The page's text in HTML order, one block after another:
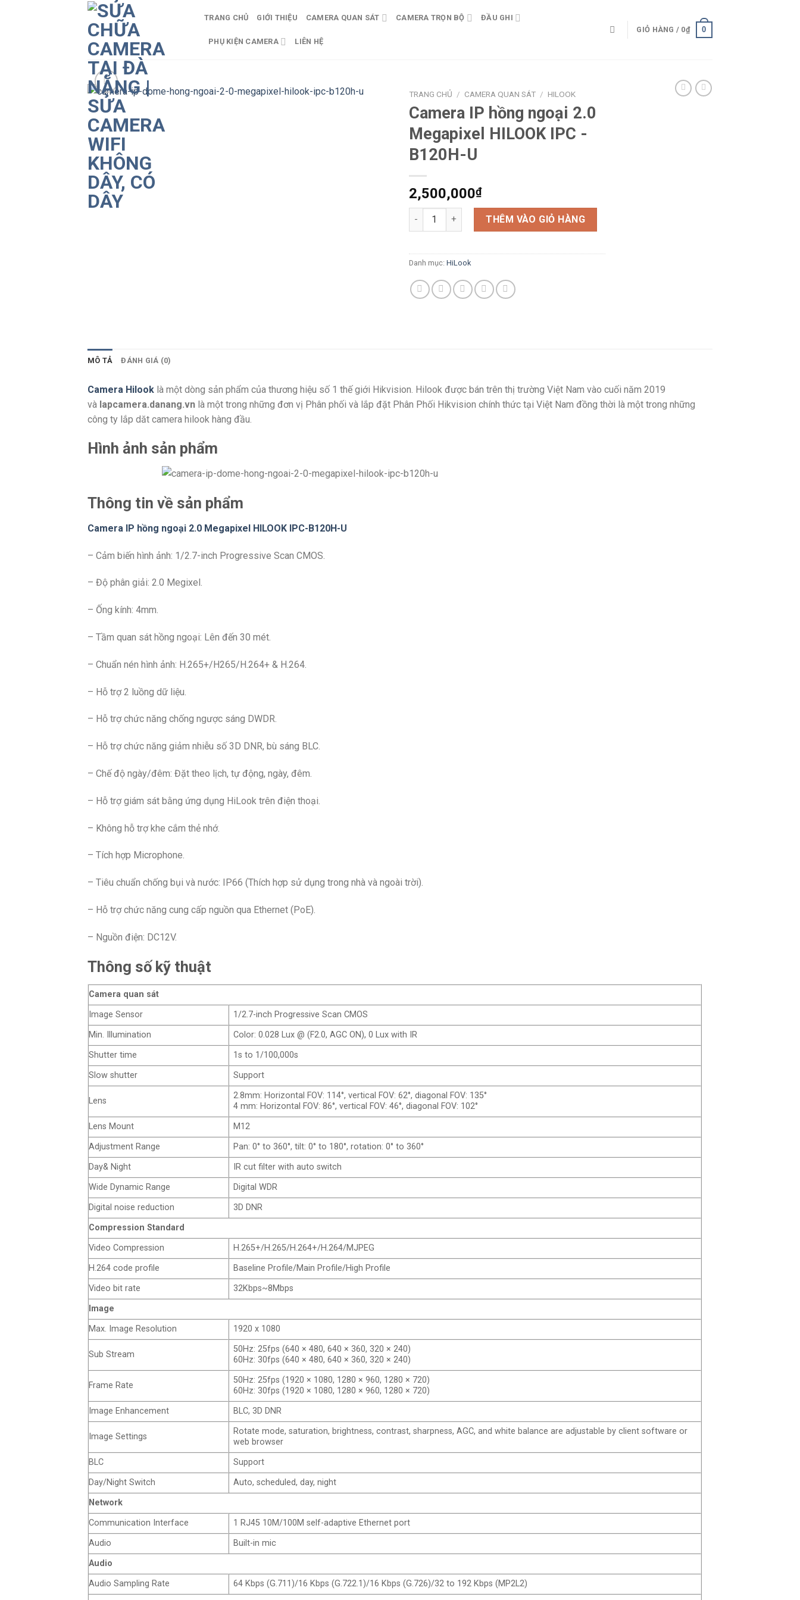
TRANG CHỦ GIỚI THIỆU CAMERA QUAN SÁT CAMERA TRỌN BỘ ĐẦU GHI
PHỤ KIỆN CAMERA LIÊN HỆ
GIỎ HÀNG / 0₫ 0
TRANG CHỦ / CAMERA QUAN SÁT / HILOOK
Camera IP hồng ngoại 2.0
Megapixel HILOOK IPC -
B120H-U
2,500,000₫
Camera IP hồng ngoại 2.0 Megapixel HILOOK IPC -B120H-U số lượng
THÊM VÀO GIỎ HÀNG
Danh mục: HiLook
MÔ TẢ ĐÁNH GIÁ (0)
Camera Hilook là một dòng sản phẩm của thương hiệu số 1 thế giới Hikvision. Hilook được bán trên thị trường Việt Nam vào cuối năm 2019
và lapcamera.danang.vn là một trong những đơn vị Phân phối và lắp đặt Phân Phối Hikvision chính thức tại Việt Nam đồng thời là một trong những
công ty lắp dăt camera hilook hàng đầu.
Hình ảnh sản phẩm
Thông tin về sản phẩm
Camera IP hồng ngoại 2.0 Megapixel HILOOK IPC-B120H-U
– Cảm biến hình ảnh: 1/2.7-inch Progressive Scan CMOS.
– Độ phân giải: 2.0 Megixel.
– Ống kính: 4mm.
– Tầm quan sát hồng ngoại: Lên đến 30 mét.
– Chuẩn nén hình ảnh: H.265+/H265/H.264+ & H.264.
– Hỗ trợ 2 luồng dữ liệu.
– Hỗ trợ chức năng chống ngược sáng DWDR.
– Hỗ trợ chức năng giảm nhiễu số 3D DNR, bù sáng BLC.
– Chế độ ngày/đêm: Đặt theo lịch, tự động, ngày, đêm.
– Hỗ trợ giám sát bằng ứng dụng HiLook trên điện thoại.
– Không hỗ trợ khe cắm thẻ nhớ.
– Tích hợp Microphone.
– Tiêu chuẩn chống bụi và nước: IP66 (Thích hợp sử dụng trong nhà và ngoài trời).
– Hỗ trợ chức năng cung cấp nguồn qua Ethernet (PoE).
– Nguồn điện: DC12V.
Thông số kỹ thuật
Camera quan sát
Image Sensor
1/2.7-inch Progressive Scan CMOS
Min. Illumination
Color: 0.028 Lux @ (F2.0, AGC ON), 0 Lux with IR
Shutter time
1s to 1/100,000s
Slow shutter
Support
Lens
2.8mm: Horizontal FOV: 114°, vertical FOV: 62°, diagonal FOV: 135°
4 mm: Horizontal FOV: 86°, vertical FOV: 46°, diagonal FOV: 102°
Lens Mount
M12
Adjustment Range
Pan: 0° to 360°, tilt: 0° to 180°, rotation: 0° to 360°
Day& Night
IR cut filter with auto switch
Wide Dynamic Range
Digital WDR
Digital noise reduction
3D DNR
Compression Standard
Video Compression
H.265+/H.265/H.264+/H.264/MJPEG
H.264 code profile
Baseline Profile/Main Profile/High Profile
Video bit rate
32Kbps~8Mbps
Image
Max. Image Resolution
1920 x 1080
Sub Stream
50Hz: 25fps (640 × 480, 640 × 360, 320 × 240)
60Hz: 30fps (640 × 480, 640 × 360, 320 × 240)
Frame Rate
50Hz: 25fps (1920 × 1080, 1280 × 960, 1280 × 720)
60Hz: 30fps (1920 × 1080, 1280 × 960, 1280 × 720)
Image Enhancement
BLC, 3D DNR
Image Settings
Rotate mode, saturation, brightness, contrast, sharpness, AGC, and white balance are adjustable by client software or
web browser
BLC
Support
Day/Night Switch
Auto, scheduled, day, night
Network
Communication Interface
1 RJ45 10M/100M self-adaptive Ethernet port
Audio
Built-in mic
Audio
Audio Sampling Rate
64 Kbps (G.711)/16 Kbps (G.722.1)/16 Kbps (G.726)/32 to 192 Kbps (MP2L2)